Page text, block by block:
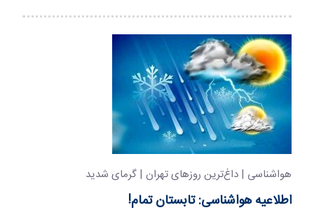
هواشناسی | داغ‌ترین روزهای تهران | گرمای شدید
اطلاعیه هواشناسی: تابستان تمام!